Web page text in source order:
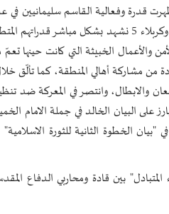
قدرة وفعالية القاسم سليمانيين
بيت المقدس بشكل أكبر من الفتح المبين، وفي والفجر
والأعمال الخبيثة التي كانت
والابطال، وانتصر في المعركة ضد
على البيان الخالد في جملة الامام
"بيان الخطوة الثانية للثورة
المتبادل" بين قادة ومحاربي